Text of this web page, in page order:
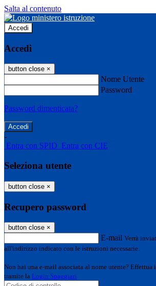
Salta al contenuto
Accedi
Accedi
button close ×
Nome Utente
Password
Password dimenticata?
-
Entra con SPID Entra con CIE
Seleziona utente
button close ×
Recupero password
button close ×
E-mail Verrà
all'indirizzo indicato con le istruzioni necessarie.
Non hai una e-mail associata al nome utente? Effettua
tramite la Login Spaggiari